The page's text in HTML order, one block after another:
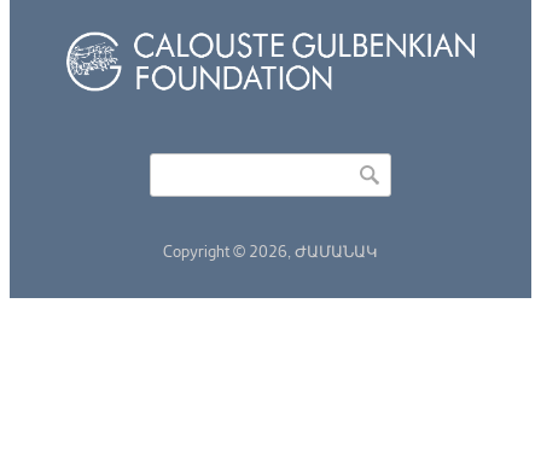
Copyright © 2026, ԺԱՄԱՆԱԿ